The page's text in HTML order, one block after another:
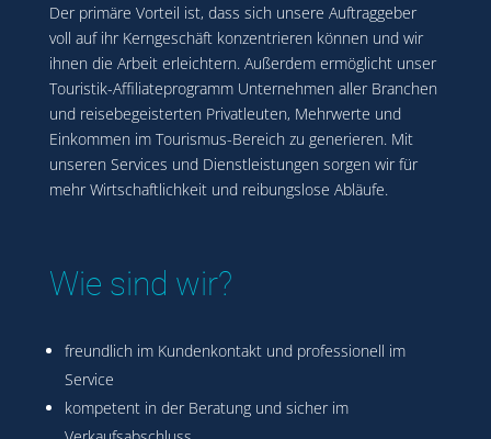
Der primäre Vorteil ist, dass sich unsere Auftraggeber
voll auf ihr Kerngeschäft konzentrieren können und wir
ihnen die Arbeit erleichtern. Außerdem ermöglicht unser
Touristik-Affiliateprogramm Unternehmen aller Branchen
und reisebegeisterten Privatleuten, Mehrwerte und
Einkommen im Tourismus-Bereich zu generieren. Mit
unseren Services und Dienstleistungen sorgen wir für
mehr Wirtschaftlichkeit und reibungslose Abläufe.
Wie sind wir?
freundlich im Kundenkontakt und professionell im
Service
kompetent in der Beratung und sicher im